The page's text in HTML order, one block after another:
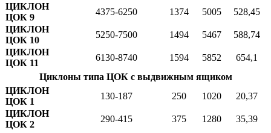
ЦИКЛОН
ЦОК 9
4375-6250 1374 5005
528,45
ЦИКЛОН
ЦОК 10
5250-7500 1494 5467
588,74
ЦИКЛОН
ЦОК 11
6130-8740 1594 5852
654,1
Циклоны типа ЦОК с выдвижным ящиком
ЦИКЛОН
ЦОК 1
130-187 250 1020
20,37
ЦИКЛОН
ЦОК 2
290-415 375 1280
35,39